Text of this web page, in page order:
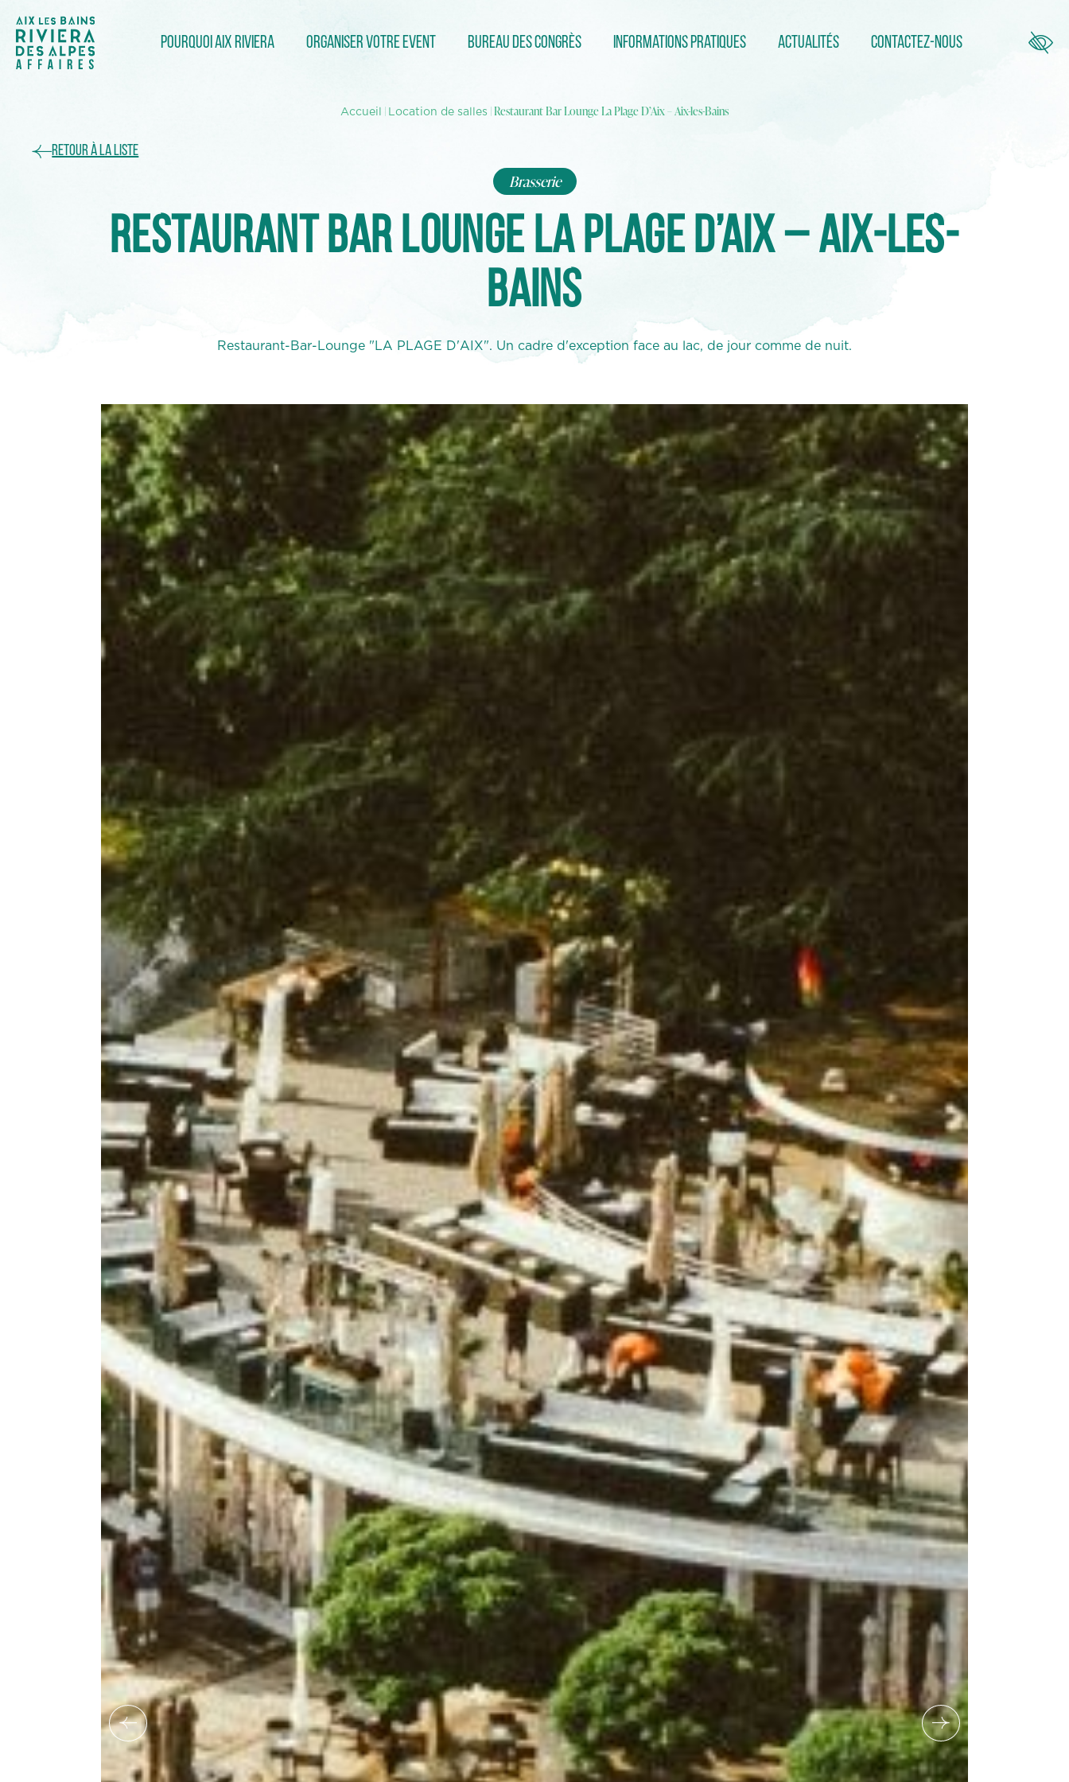
Pourquoi Aix Riviera Organiser votre event Bureau des congrès Informations pratiques Actualités Contactez-nous
Accueil | Location de salles | Restaurant Bar Lounge La Plage D’Aix – Aix-les-Bains
Retour à la liste
Brasserie
Restaurant Bar Lounge La Plage D’Aix – Aix-les-
Bains
Restaurant-Bar-Lounge "LA PLAGE D'AIX". Un cadre d'exception face au lac, de jour comme de nuit.